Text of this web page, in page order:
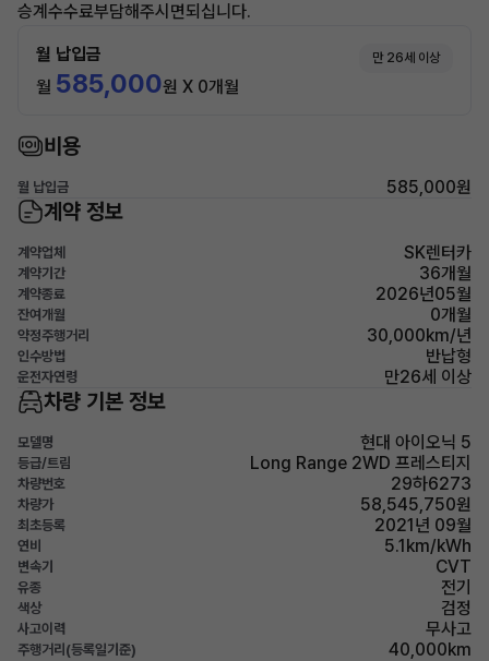
승계수수료부담해주시면되십니다.
월 납입금 만 26세 이상
월 585,000원 X 0개월
비용
월 납입금 585,000원
계약 정보
계약업체 SK렌터카
계약기간 36개월
계약종료 2026년05월
잔여개월 0개월
약정주행거리 30,000km/년
인수방법 반납형
운전자연령 만26세 이상
차량 기본 정보
모델명 현대 아이오닉 5
등급/트림 Long Range 2WD 프레스티지
차량번호 29하6273
차량가 58,545,750원
최초등록 2021년 09월
연비 5.1km/kWh
변속기 CVT
유종 전기
색상 검정
사고이력 무사고
주행거리(등록일기준) 40,000km